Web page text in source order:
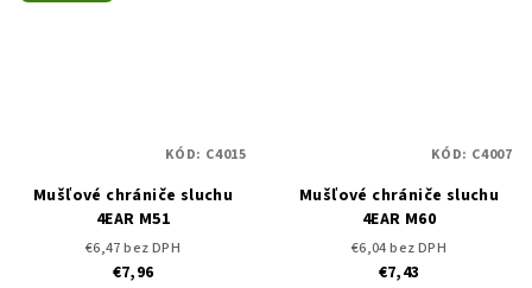
Mušľové chrániče sluchu
4EAR M51
€6,47 bez DPH
€7,96
KÓD: C4015
Mušľové chrániče sluchu
4EAR M60
€6,04 bez DPH
€7,43
KÓD: C4007